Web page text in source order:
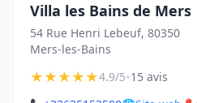
Villa les Bains de Mers
54 Rue Henri Lebeuf, 80350
Mers-les-Bains
★★★★★4.9/5•15 avis